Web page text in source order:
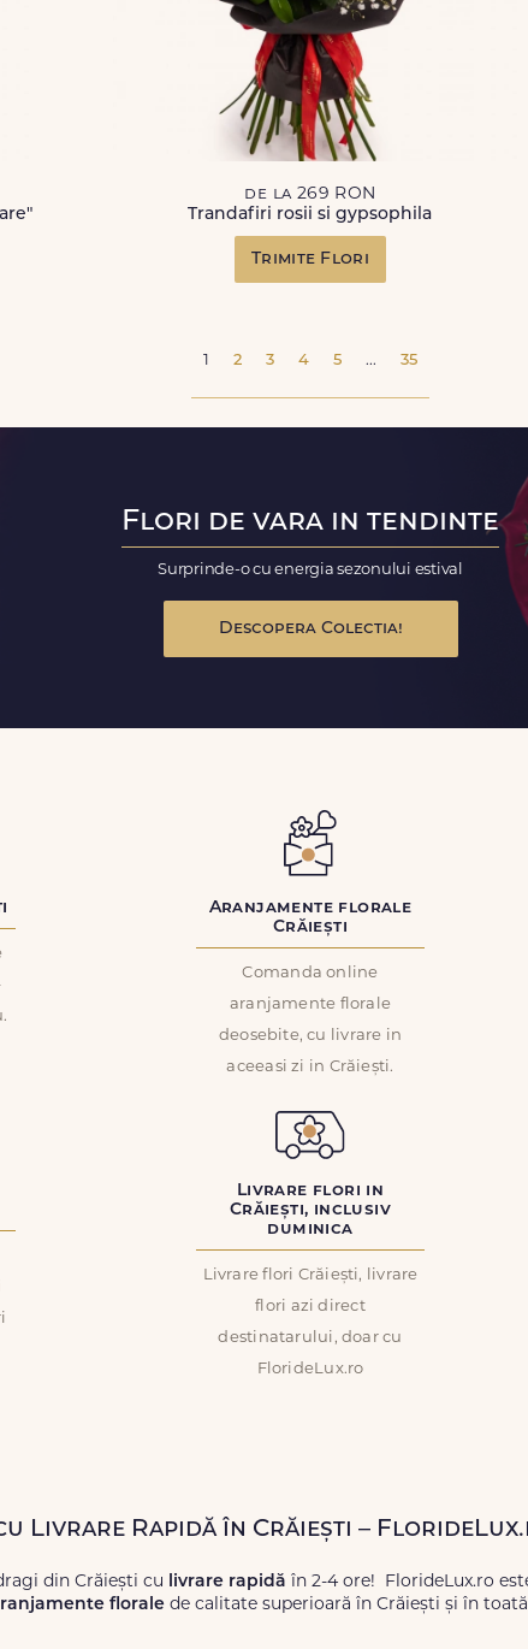
de la 269 RON
Trandafiri rosii si gypsophila
Trimite Flori
1 2 3 4 5 ... 35
Flori de vara in tendinte
Surprinde-o cu energia sezonului estival
Descopera Colectia!
Aranjamente florale
Crăiești
Comanda online
aranjamente florale
deosebite, cu livrare in
aceeasi zi in Crăiești.
Livrare flori in
Crăiești, inclusiv
duminica
Livrare flori Crăiești, livrare
flori azi direct
destinatarului, doar cu
FlorideLux.ro
Livrare Rapidă în Crăiești –
din Crăiești cu livrare rapidă în 2-4 ore! FlorideLux.ro
florale de calitate superioară în Crăiești și în